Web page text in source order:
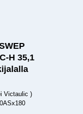
H 35,1
Victaulic )